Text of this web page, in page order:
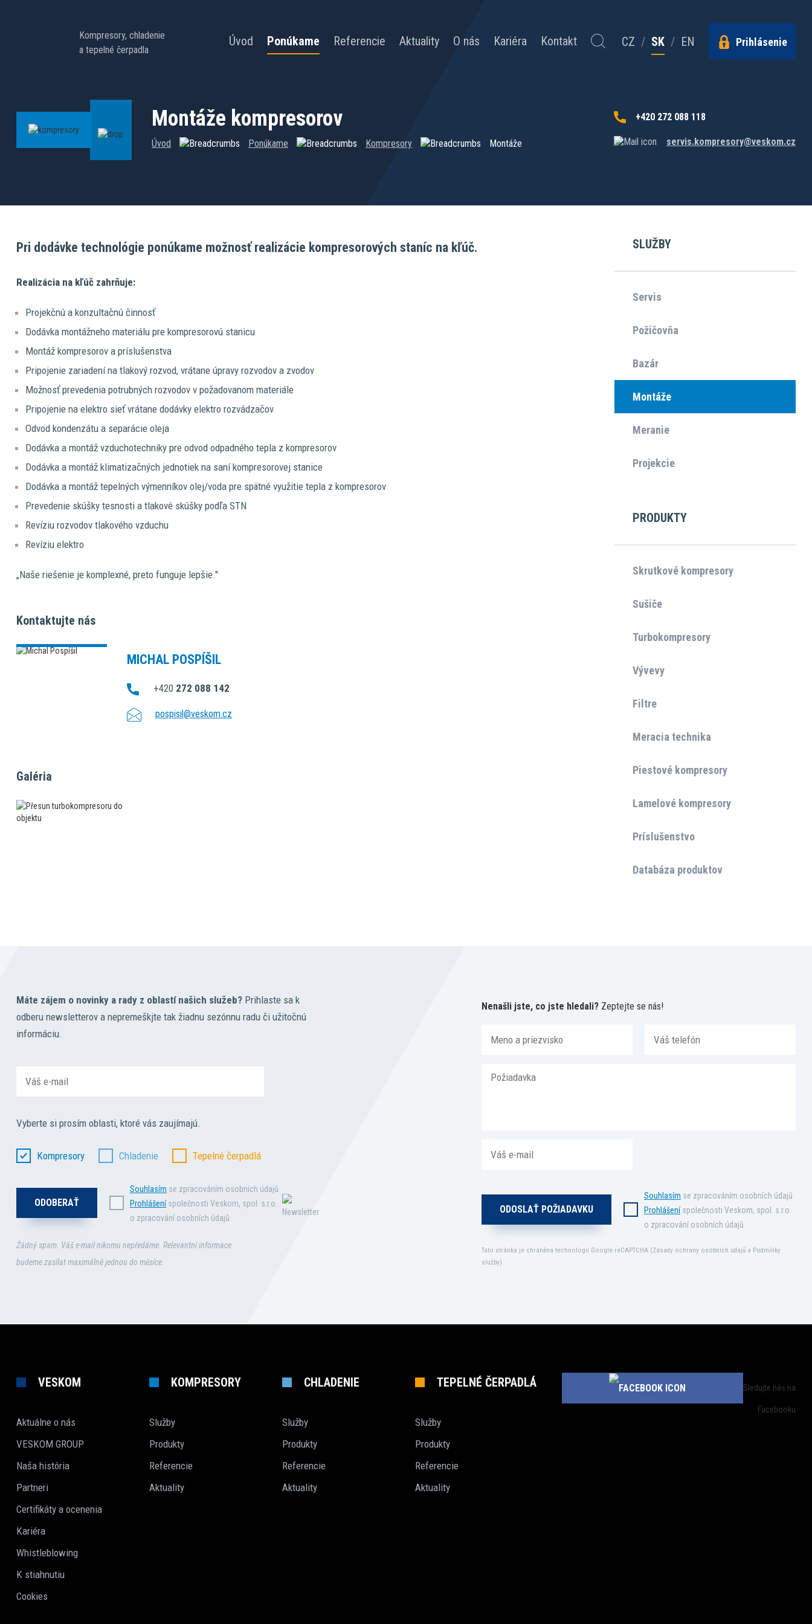
Kompresory, chladenie
a tepelné čerpadla
Úvod Ponúkame Referencie Aktuality O nás Kariéra Kontakt Prihlásenie
CZ / SK / EN
Montáže kompresorov
Úvod Ponúkame Kompresory Montáže
+420 272 088 118
servis.kompresory@veskom.cz
Pri dodávke technológie ponúkame možnosť realizácie kompresorových staníc na kľúč.
Realizácia na kľúč zahrňuje:
Projekčnú a konzultačnú činnosť
Dodávka montážneho materiálu pre kompresorovú stanicu
Montáž kompresorov a príslušenstva
Pripojenie zariadení na tlakový rozvod, vrátane úpravy rozvodov a zvodov
Možnosť prevedenia potrubných rozvodov v požadovanom materiále
Pripojenie na elektro sieť vrátane dodávky elektro rozvádzačov
Odvod kondenzátu a separácie oleja
Dodávka a montáž vzduchotechniky pre odvod odpadného tepla z kompresorov
Dodávka a montáž klimatizačných jednotiek na saní kompresorovej stanice
Dodávka a montáž tepelných výmenníkov olej/voda pre spätné využitie tepla z kompresorov
Prevedenie skúšky tesnosti a tlakové skúšky podľa STN
Revíziu rozvodov tlakového vzduchu
Revíziu elektro
„Naše riešenie je komplexné, preto funguje lepšie."
Kontaktujte nás
MICHAL POSPÍŠIL
+420 272 088 142
pospisil@veskom.cz
Galéria
SLUŽBY
Servis
Požičovňa
Bazár
Montáže
Meranie
Projekcie
PRODUKTY
Skrutkové kompresory
Sušiče
Turbokompresory
Vývevy
Filtre
Meracia technika
Piestové kompresory
Lamelové kompresory
Príslušenstvo
Databáza produktov
Máte zájem o novinky a rady z oblastí našich služeb? Prihlaste sa k
odberu newsletterov a nepremeškjte tak žiadnu sezónnu radu či užitočnú
informáciu.
Vyberte si prosím oblasti, ktoré vás zaujímajú.
Kompresory Chladenie Tepelné čerpadlá
Souhlasím se zpracováním osobních údajů
Prohlášeníspolečnosti Veskom, spol. s.r.o.
o zpracování osobních údajů
Žádný spam. Váš e-mail nikomu nepředáme. Relevantní informace
budeme zasílat maximálně jednou do měsíce.
Nenašli jste, co jste hledali? Zeptejte se nás!
Souhlasím se zpracováním osobních údajů
Prohlášeníspolečnosti Veskom, spol. s.r.o.
o zpracování osobních údajů
Tato stránka je chráněna technologií Google reCAPTCHA (Zásady ochrany osobních údajů a Podmínky
služby).
VESKOM
Aktuálne o nás
VESKOM GROUP
Naša história
Partneri
Certifikáty a ocenenia
Kariéra
Whistleblowing
K stiahnutiu
Cookies
KOMPRESORY
Služby
Produkty
Referencie
Aktuality
CHLADENIE
Služby
Produkty
Referencie
Aktuality
TEPELNÉ ČERPADLÁ
Služby
Produkty
Referencie
Aktuality
Sledujte nás na
Facebooku